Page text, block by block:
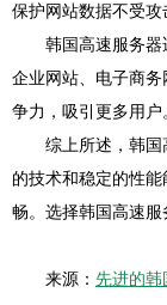
保护网站数据不受攻
韩国高速服务
企业网站、电子商
争力，吸引更多用户
综上所述，韩
的技术和稳定的性
畅。选择韩国高速服
来源： 先进的韩